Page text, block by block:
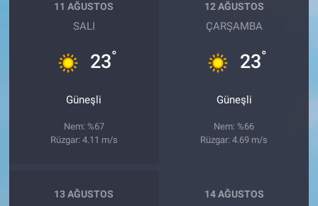
11 AĞUSTOS
SALI
23°
Güneşli
Nem: %67
Rüzgar: 4.11 m/s
12 AĞUSTOS
ÇARŞAMBA
23°
Güneşli
Nem: %66
Rüzgar: 4.69 m/s
13 AĞUSTOS 14 AĞUSTOS